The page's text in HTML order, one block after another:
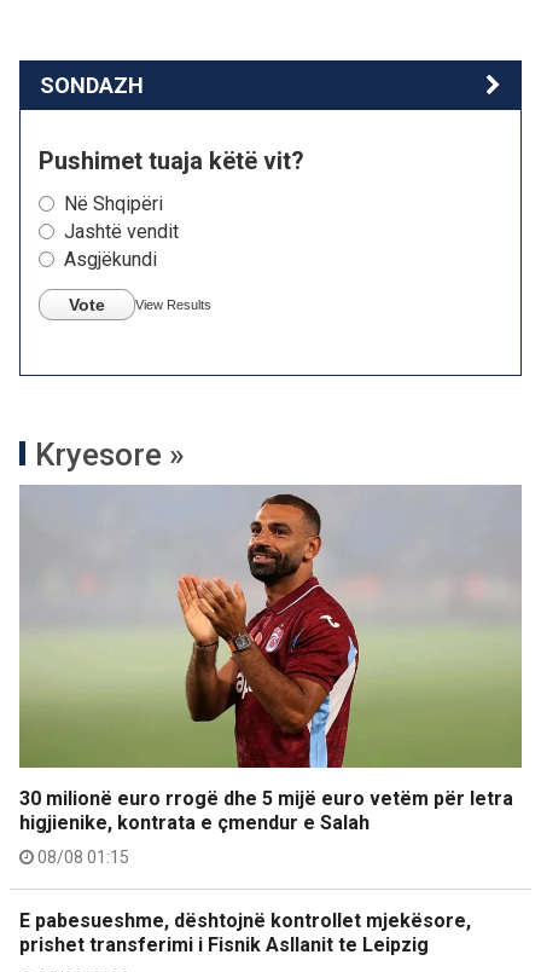
SONDAZH
Pushimet tuaja këtë vit?
Në Shqipëri
Jashtë vendit
Asgjëkundi
Vote View Results
Kryesore »
30 milionë euro rrogë dhe 5 mijë euro vetëm për letra
higjienike, kontrata e çmendur e Salah
08/08 01:15
E pabesueshme, dështojnë kontrollet mjekësore,
prishet transferimi i Fisnik Asllanit te Leipzig